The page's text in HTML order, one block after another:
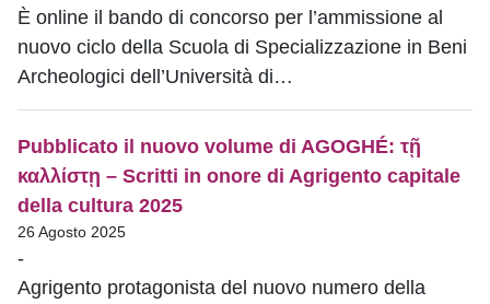
È online il bando di concorso per l’ammissione al
nuovo ciclo della Scuola di Specializzazione in Beni
Archeologici dell’Università di…
Pubblicato il nuovo volume di AGOGHÉ: τῇ
καλλίστῃ – Scritti in onore di Agrigento capitale
della cultura 2025
26 Agosto 2025
-
Agrigento protagonista del nuovo numero della